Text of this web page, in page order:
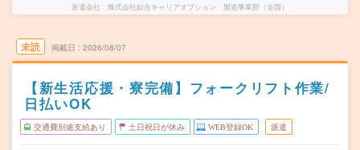
派遣会社 株式会社綜合キャリアオプション 製造事業部（全国）
未読 掲載日 2026/08/07
【新生活応援・寮完備】フォークリフト作業/
日払いOK
交通費別途支給あり 土日祝日が休み WEB登録OK 派遣